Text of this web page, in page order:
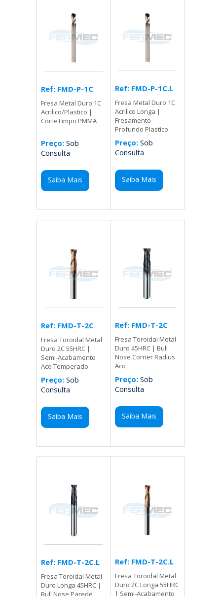
Ref: FMD-P-1C
Fresa Metal Duro 1C
Acrilico/Plastico |
Corte Limpo PMMA
Preço: Sob
Consulta
Saiba Mais
Ref: FMD-P-1C.L
Fresa Metal Duro 1C
Acrilico Longa |
Fresamento
Profundo Plastico
Preço:Sob
Consulta
Saiba Mais
Ref: FMD-T-2C
Fresa Toroidal Metal
Duro 2C 55HRC |
Semi-Acabamento
Aco Temperado
Preço: Sob
Consulta
Saiba Mais
Ref: FMD-T-2C
Fresa Toroidal Metal
Duro 45HRC | Bull
Nose Corner Radius
Aco
Preço:Sob
Consulta
Saiba Mais
Ref: FMD-T-2C.L
Fresa Toroidal Metal
Duro Longa 45HRC |
Bull Nose Parede
Ref: FMD-T-2C.L
Fresa Toroidal Metal
Duro 2C Longa 55HRC
| Semi-Acabamento